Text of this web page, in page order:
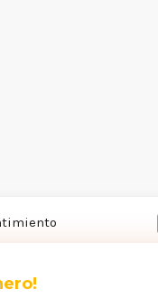
dispositivo. El
como el comportamiento